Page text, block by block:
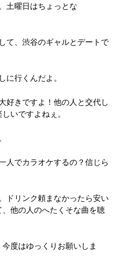
土曜日はちょっとな
て、渋谷のギャルとデートで
に行くんだよ。
好きですよ！他の人と交代し
いですよねぇ。
人でカラオケするの？信じら
ドリンク頼まなかったら安い
他の人のへたくそな曲を聴
度はゆっくりお願いしま